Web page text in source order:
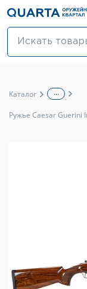
Оптовикам
Каталог ...
Ружье Caesar Guerini